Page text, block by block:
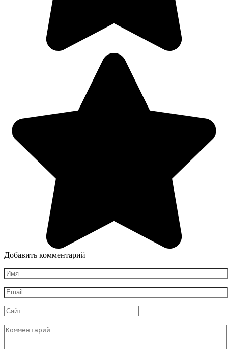
Добавить комментарий
Имя
*
Email
*
Сайт
Комментарий